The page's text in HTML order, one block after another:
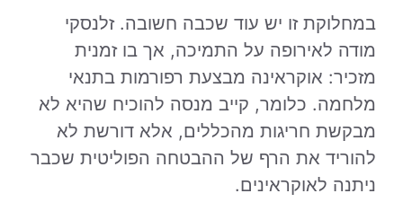
במחלוקת זו יש עוד שכבה חשובה. זלנסקי
מודה לאירופה על התמיכה, אך בו זמנית
מזכיר: אוקראינה מבצעת רפורמות בתנאי
מלחמה. כלומר, קייב מנסה להוכיח שהיא לא
מבקשת חריגות מהכללים, אלא דורשת לא
להוריד את הרף של ההבטחה הפוליטית שכבר
ניתנה לאוקראינים.